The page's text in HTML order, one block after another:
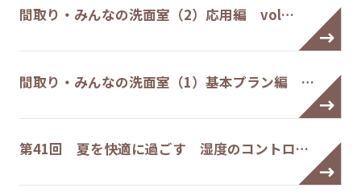
間取り・みんなの洗面室（2）応用編 vol…
間取り・みんなの洗面室（1）基本プラン編 …
第41回 夏を快適に過ごす 湿度のコントロ…